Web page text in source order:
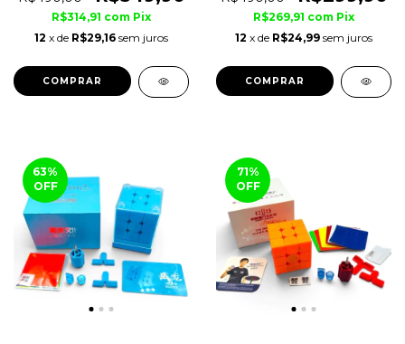
R$314,91 com Pix
12 x de R$29,16 sem juros
R$269,91 com Pix
12 x de R$24,99 sem juros
63%
OFF
71%
OFF